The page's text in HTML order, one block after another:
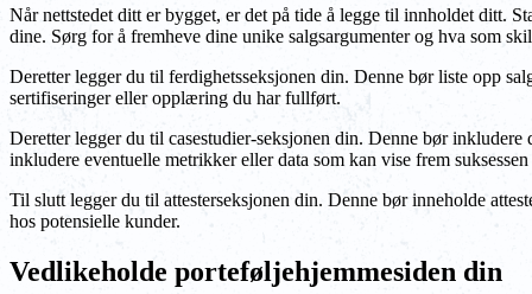
Når nettstedet ditt er bygget, er det på tide å legge til innholdet ditt.
dine. Sørg for å fremheve dine unike salgsargumenter og hva som
Deretter legger du til ferdighetsseksjonen din. Denne bør liste opp
sertifiseringer eller opplæring du har fullført.
Deretter legger du til casestudier-seksjonen din. Denne bør
inkludere eventuelle metrikker eller data som kan vise frem
Til slutt legger du til attesterseksjonen din. Denne bør inneholde
hos potensielle kunder.
Vedlikeholde porteføljehjemmesiden din